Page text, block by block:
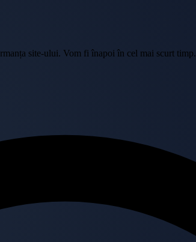
site-ului. Vom fi înapoi în cel mai scurt timp.